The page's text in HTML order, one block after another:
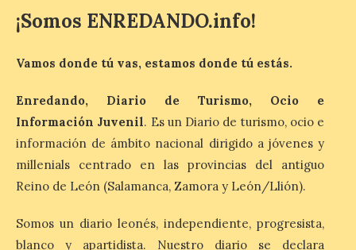
Última llamada: Eclipse
total del 12 de agosto.
precio
León es la provincia más
económica (116€/noche),
pero también una de las
más agotadas: solo un 4%
de alojamientos libres.
provincias con menos margen: apenas un
1% de los alojamientos siguen libres para
esas […]
¡Somos ENREDANDO.info!
Vamos donde tú vas, estamos donde tú estás.
Enredando, Diario de Turismo, Ocio e
Información Juvenil. Es un Diario de turismo, ocio e
información de ámbito nacional dirigido a jóvenes y
millenials centrado en las provincias del antiguo
Reino de León (Salamanca, Zamora y León/Llión).
Somos un diario leonés, independiente, progresista,
blanco y apartidista. Nuestro diario se declara